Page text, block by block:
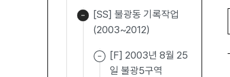
[SS] 불광동 기록작업
(2003~2012)
[F] 2003년 8월 25
일 불광5구역